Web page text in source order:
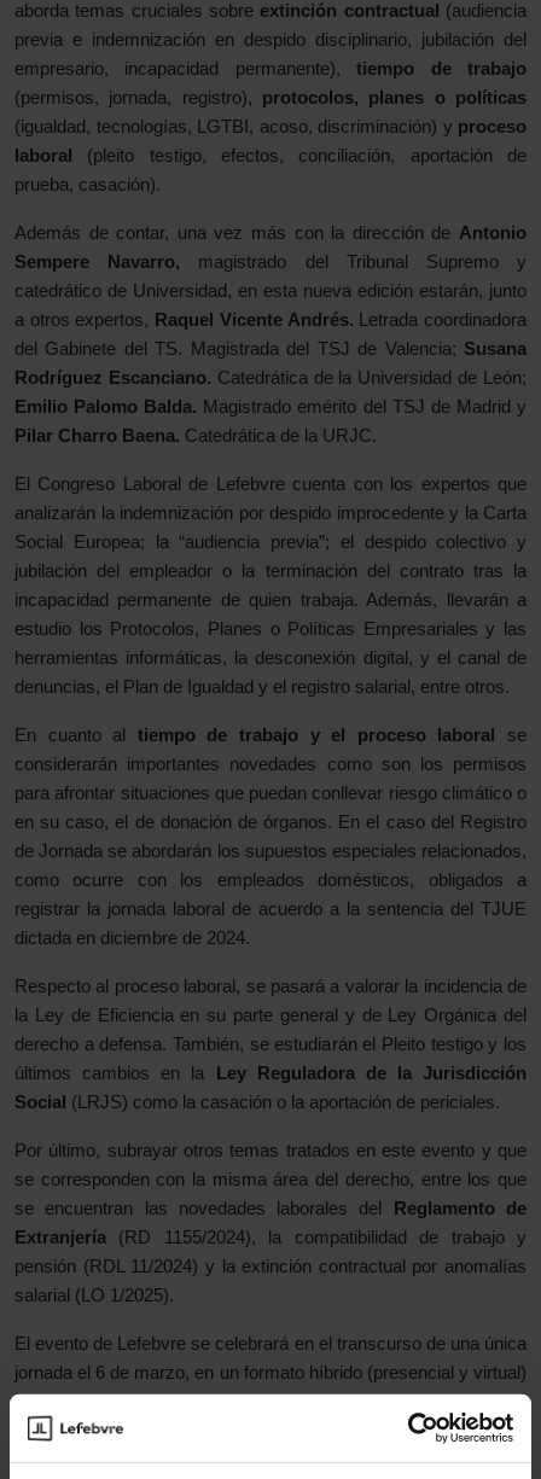
aborda temas cruciales sobre extinción contractual (audiencia
previa e indemnización en despido disciplinario, jubilación del
empresario, incapacidad permanente),tiempo de trabajo
(permisos, jornada, registro), protocolos, planes o políticas
(igualdad, tecnologías, LGTBI, acoso, discriminación) y proceso
laboral
(pleito testigo, efectos, conciliación, aportación de
prueba, casación).
Además de contar, una vez más con la dirección de Antonio
Sempere Navarro, magistrado del Tribunal Supremo y
catedrático de Universidad, en esta nueva edición estarán, junto
a otros expertos, Raquel Vicente Andrés. Letrada coordinadora
del Gabinete del TS. Magistrada del TSJ de Valencia; Susana
Rodríguez Escanciano. Catedrática de la Universidad de León;
Emilio Palomo Balda. Magistrado emérito del TSJ de Madrid y
Pilar Charro Baena. Catedrática de la URJC.
El Congreso Laboral de Lefebvre cuenta con los expertos que
analizarán la indemnización por despido improcedente y la Carta
Social Europea; la “audiencia previa”; el despido colectivo y
jubilación del empleador o la terminación del contrato tras la
incapacidad permanente de quien trabaja. Además, llevarán a
estudio los Protocolos, Planes o Políticas Empresariales y las
herramientas informáticas, la desconexión digital, y el canal de
denuncias, el Plan de Igualdad y el registro salarial, entre otros.
En cuanto al tiempo de trabajo y el proceso laboral
se
considerarán importantes novedades como son los permisos
para afrontar situaciones que puedan conllevar riesgo climático o
en su caso, el de donación de órganos. En el caso del Registro
de Jornada se abordarán los supuestos especiales relacionados,
como ocurre con los empleados domésticos, obligados a
registrar la jornada laboral de acuerdo a la sentencia del TJUE
dictada en diciembre de 2024.
Respecto al proceso laboral, se pasará a valorar la incidencia de
la Ley de Eficiencia en su parte general y de Ley Orgánica del
derecho a defensa. También, se estudiarán el Pleito testigo y los
últimos cambios en la
Ley Reguladora de la Jurisdicción
Social (LRJS) como la casación o la aportación de periciales.
Por último, subrayar otros temas tratados en este evento y que
se corresponden con la misma área del derecho, entre los que
se encuentran las novedades laborales del
Reglamento de
Extranjería
(RD 1155/2024), la compatibilidad de trabajo y
pensión (RDL 11/2024) y la extinción contractual por anomalías
salarial (LO 1/2025).
El evento de Lefebvre se celebrará en el transcurso de una única
jornada el 6 de marzo, en un formato híbrido (presencial y virtual)
para que los asistentes puedan decidir libremente el modo en el
que quieren participar.